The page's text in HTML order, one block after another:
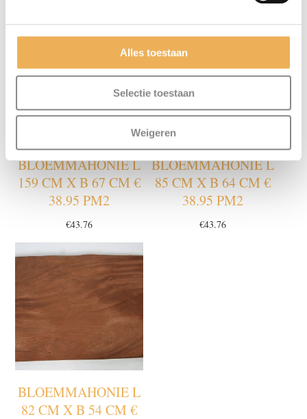
Alles toestaan
Selectie toestaan
Weigeren
BLOEMMAHONIE L
159 CM X B 67 CM €
38.95 PM2
€43.76
BLOEMMAHONIE L
85 CM X B 64 CM €
38.95 PM2
€43.76
BLOEMMAHONIE L
82 CM X B 54 CM €